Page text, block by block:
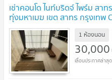
เช่าคอนโด ไนท์บริดจ์ ไพร์ม สา
ทุ่งมหาเมฆ เขต สาทร กรุงเทพ
@connexproperty ตอบทันที ที
1 ห้องนอน
30,000